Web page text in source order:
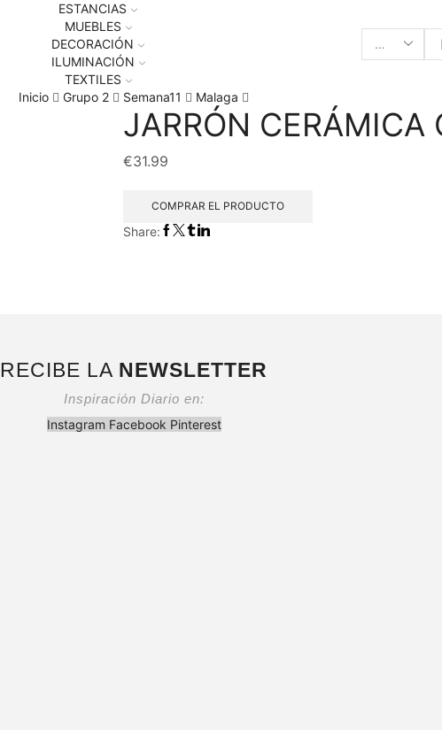
ESTANCIAS
MUEBLES
DECORACIÓN
ILUMINACIÓN
TEXTILES
Search
Inicio Grupo 2 Semana11 Malaga
JARRÓN CERÁMICA
€31.99
COMPRAR EL PRODUCTO
Share:
RECIBE LA NEWSLETTER
Inspiración Diario en:
Instagram Facebook Pinterest